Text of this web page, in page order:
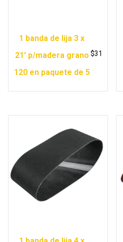
1 banda de lija 3 x
21′ p/madera grano
120 en paquete de 5
$31